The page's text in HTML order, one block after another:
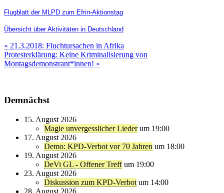
Flugblatt der MLPD zum Efrin-Aktionstag
Übersicht überAktivitäten in Deutschland
Beitragsnavigation
« 21.3.2018: Fluchtursachen in Afrika
Protesterklärung: Keine Kriminalisierung von
Montagsdemonstrant*innen! »
Demnächst
15. August 2026
Magie unvergesslicher Lieder um 19:00
17. August 2026
Demo: KPD-Verbot vor 70 Jahren um 18:00
19. August 2026
DeVi GL - Offener Treff um 19:00
23. August 2026
Diskussion zum KPD-Verbot um 14:00
28. August 2026